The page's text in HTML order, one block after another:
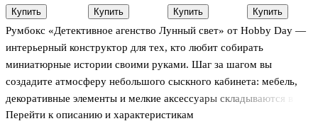
Румбокс «Детективное агенство Лунный свет» от Hobby Day —
интерьерный конструктор для тех, кто любит собирать
миниатюрные истории своими руками. Шаг за шагом вы
создадите атмосферу небольшого сыскного кабинета: мебель,
декоративные элементы и мелкие аксессуары складываются в
цельную сцену, которую приятно рассматривать снова и снова.
Перейти к описанию и характеристикам
Румбокс
«Дом в
английском
стиле»
Купить
Капоне»,
FUNNY
DUCKS
Купить
Чихуахуа
серая (25см)
(12-Xiuliu-
202508-
Купить
модель -
"Портал в
Изнанку" 3 в
1 телевизор
Купить